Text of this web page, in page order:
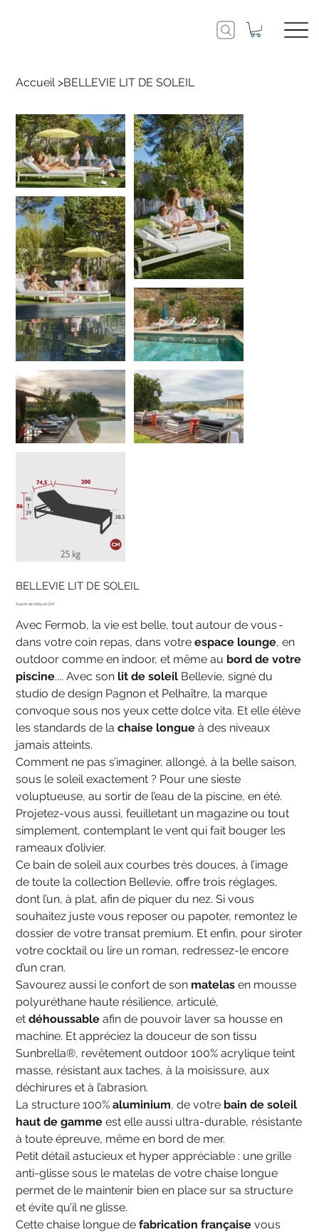
Accueil >BELLEVIE LIT DE SOLEIL
BELLEVIE LIT DE SOLEIL
Prix 1'665.00 CHF
Avec Fermob, la vie est belle, tout autour de vous -
dans votre coin repas, dans votreespace lounge, en
outdoor comme en indoor, et même au bord de votre
piscine.... Avec son lit de soleil Bellevie, signé du
studio de design Pagnon et Pelhaître, la marque
convoque sous nos yeux cette dolce vita. Et elle élève
les standards de lachaise longue à des niveaux
jamais atteints.
Comment ne pas s’imaginer, allongé, à la belle saison,
sous le soleil exactement ? Pour une sieste
voluptueuse, au sortir de l’eau de la piscine, en été.
Projetez-vous aussi, feuilletant un magazine ou tout
simplement, contemplant le vent qui fait bouger les
rameaux d’olivier.
Ce bain de soleil aux courbes très douces, à l’image
de toute la collection Bellevie, offre trois réglages,
dont l’un, à plat, afin de piquer du nez. Si vous
souhaitez juste vous reposer ou papoter, remontez le
dossier de votre transat premium. Et enfin, pour siroter
votre cocktail ou lire un roman, redressez-le encore
d’un cran.
Savourez aussi le confort de son matelas en mousse
polyuréthane haute résilience, articulé,
etdéhoussable afin de pouvoir laver sa housse en
machine. Et appréciez la douceur de son tissu
Sunbrella®, revêtement outdoor 100% acrylique teint
masse, résistant aux taches, à la moisissure, aux
déchirures et à l’abrasion.
La structure 100%aluminium, de votre bain de soleil
haut de gamme est elle aussi ultra-durable, résistante
à toute épreuve, même en bord de mer.
Petit détail astucieux et hyper appréciable : une grille
anti-glisse sous le matelas de votre chaise longue
permet de le maintenir bien en place sur sa structure
et évite qu’il ne glisse.
Cette chaise longue defabrication française vous